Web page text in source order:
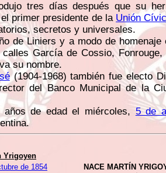
tres días después que su
primer presidente de la Unión
secretos y universales.
de Liniers y a modo de homenaje
García de Cossio, Fonrouge,
su nombre.
(1904-1968) también fue electo
del Banco Municipal de la
de edad el miércoles, 5 de
Yrigoyen
de 1854
NACE MARTÍN